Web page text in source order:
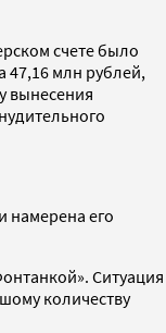
счете было
47,16 млн рублей,
вынесения
намерена его
Ситуация
количеству